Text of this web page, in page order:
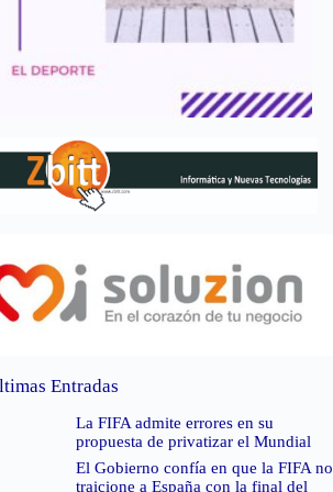
Entradas
La FIFA admite errores en su
propuesta de privatizar el Mundial
El Gobierno confía en que la FIFA no
traicione a España con la final del